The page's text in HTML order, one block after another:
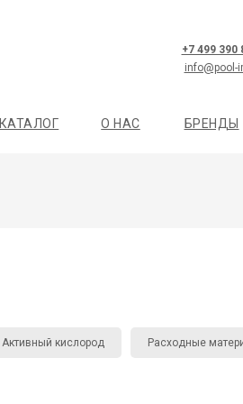
О НАС
КАТАЛОГ БРЕНДЫ
+7 499 390
info@pool-
Активный кислород Расходные